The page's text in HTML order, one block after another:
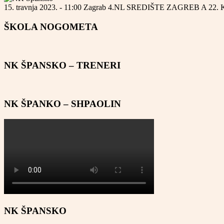
15. travnja 2023. - 11:00 Zagrab 4.NL SREDIŠTE ZAGREB A 22.
ŠKOLA NOGOMETA
NK ŠPANSKO – TRENERI
NK ŠPANKO – SHPAOLIN
NK ŠPANSKO